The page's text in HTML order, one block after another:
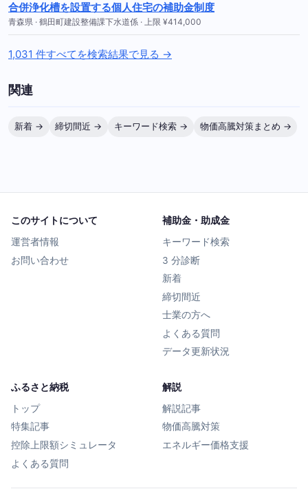
合併浄化槽を設置する個人住宅の補助金制度
青森県 · 鶴田町建設整備課下水道係 · 上限 ¥414,000
1,031 件すべてを検索結果で見る →
関連
新着 → 締切間近 → キーワード検索 → 物価高騰対策まとめ →
このサイトについて
運営者情報
お問い合わせ
補助金・助成金
キーワード検索
3 分診断
新着
締切間近
士業の方へ
よくある質問
データ更新状況
ふるさと納税
トップ
特集記事
控除上限額シミュレータ
よくある質問
解説
解説記事
物価高騰対策
エネルギー価格支援